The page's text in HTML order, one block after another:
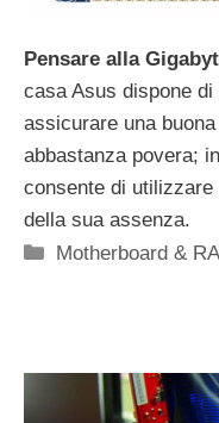
Pensare alla
casa Asus dispone
assicurare una
abbastanza povera;
consente di
della sua assenza.
Categorie
Motherboard &